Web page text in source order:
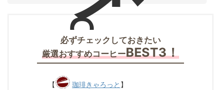
必ずチェックしておきたい
厳選おすすめコーヒーBEST3！
【 珈琲きゃろっと 】